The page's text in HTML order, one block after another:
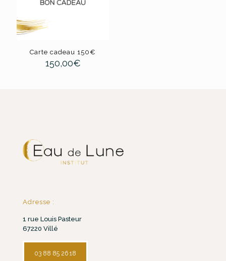
Carte cadeau 150€
150,00€
Adresse :
1 rue Louis Pasteur
67220 Villé
03 88 85 26 18